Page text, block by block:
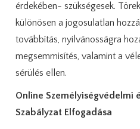
érdekében- szükségesek.
különösen a jogosulatlan
továbbítás, nyilvánosságra
megsemmisítés, valamint a
sérülés ellen.
Online Személyiségvédelmi
Szabályzat Elfogadása